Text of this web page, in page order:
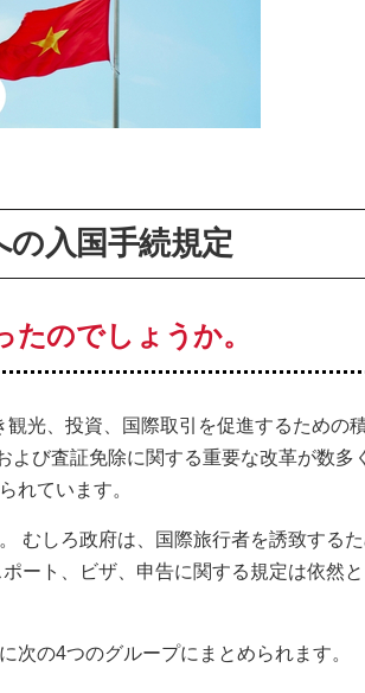
の入国手続規定
たのでしょうか。
光、投資、国際取引を促進するための
び査証免除に関する重要な改革が数多
れています。
むしろ政府は、国際旅行者を誘致するた
ート、ビザ、申告に関する規定は依然
次の4つのグループにまとめられます。